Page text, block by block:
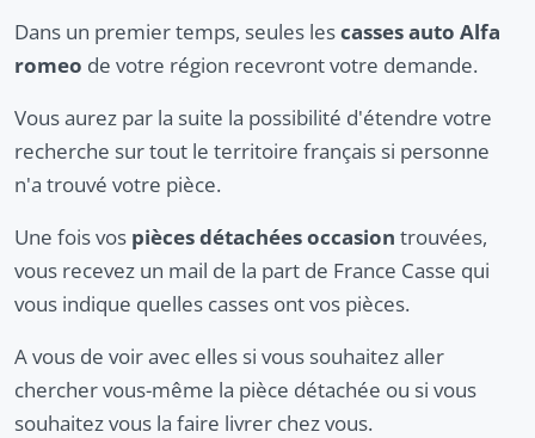
Dans un premier temps, seules lescasses auto Alfa
romeo de votre région recevront votre demande.
Vous aurez par la suite la possibilité d'étendre votre
recherche sur tout le territoire français si personne
n'a trouvé votre pièce.
Une fois vos pièces détachées occasion trouvées,
vous recevez un mail de la part de France Casse qui
vous indique quelles casses ont vos pièces.
A vous de voir avec elles si vous souhaitez aller
chercher vous-même la pièce détachée ou si vous
souhaitez vous la faire livrer chez vous.